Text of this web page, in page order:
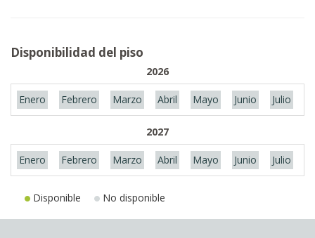
Disponibilidad del piso
2026
Enero Febrero Marzo Abril Mayo Junio Julio
2027
Enero Febrero Marzo Abril Mayo Junio Julio
Disponible No disponible